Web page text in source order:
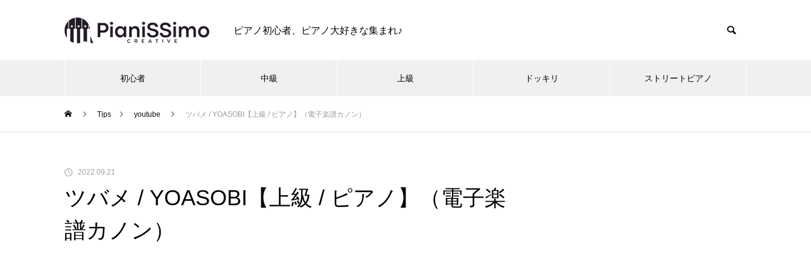
ピアノ初心者、ピアノ大好きな集まれ♪
初心者 中級 上級 ドッキリ ストリートピアノ
Tips youtube ツバメ / YOASOBI【上級 / ピアノ】（電子楽譜カノン）
2022.09.21
ツバメ / YOASOBI【上級 / ピアノ】（電子楽
譜カノン）